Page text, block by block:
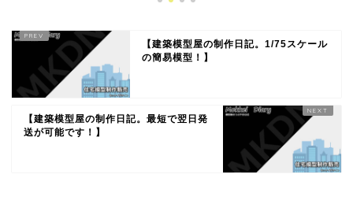
【建築模型屋の制作日記。1/75スケール
の簡易模型！】
【建築模型屋の制作日記。最短で翌日発
送が可能です！】